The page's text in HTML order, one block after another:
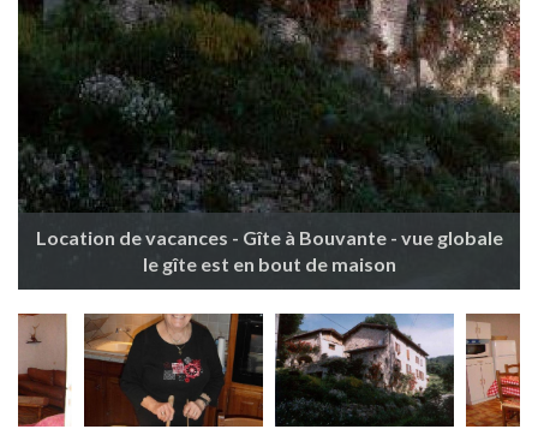
Location de vacances - Gîte à Bouvante - vue globale
le gîte est en bout de maison